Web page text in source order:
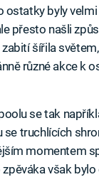
ostatky byly
přesto našli
šířila
různé akce k
se tak
se truchlících
momentem
však